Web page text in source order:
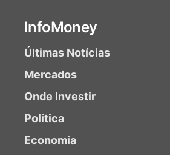
InfoMoney
Últimas Notícias
Mercados
Onde Investir
Política
Economia